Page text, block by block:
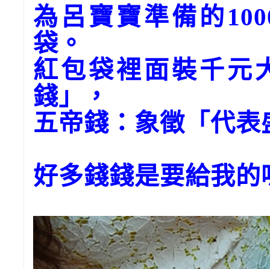
為呂寶寶準備的
袋。
紅包袋裡面裝千元
錢」，
五帝錢：象徵「代
好多錢錢是要給我的